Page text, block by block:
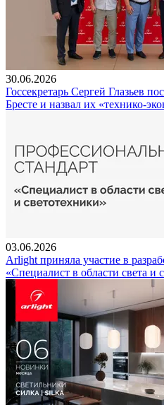
30.06.2026
Госсекретарь Сергей Глазьев
Бресте и назвал их «технико-
03.06.2026
Arlight приняла участие в
«Специалист в области света и